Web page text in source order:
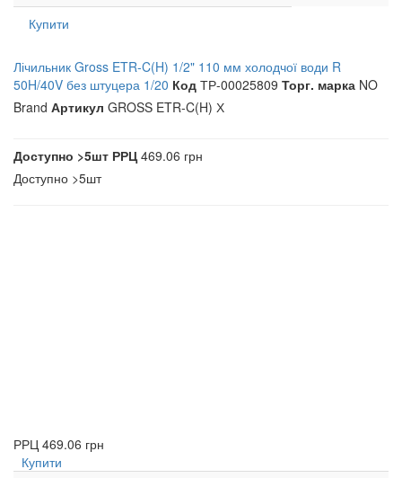
Купити
Лічильник Gross ETR-C(H) 1/2" 110 мм холодчої води R
50H/40V без штуцера 1/20 Код ТР-00025809 Торг. марка NO
Brand Артикул GROSS ETR-C(H) Х
Доступно >5шт РРЦ469.06 грн
Доступно >5шт
РРЦ 469.06 грн
Купити